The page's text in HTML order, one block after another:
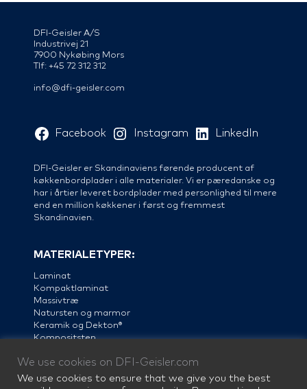
DFI-Geisler A/S
Industrivej 21
7900 Nykøbing Mors
Tlf: +45 72 312 312
info@dfi-geisler.com
Facebook Instagram LinkedIn
DFI-Geisler er Skandinaviens førende producent af
køkkenbordplader i alle materialer. Vi er pæredanske og
har i årtier leveret bordplader med personlighed til mere
end en million køkkener i først og fremmest
Skandinavien.
MATERIALETYPER:
Laminat
Kompaktlaminat
Massivtræ
Natursten og marmor
Keramik og Dekton®
Kompositsten
Stål
We use cookies on DFI-Geisler.com
We use cookies to ensure that we give you the best